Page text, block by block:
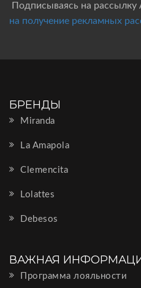
Подписываясь на рассылку
на получение рекламных
БРЕНДЫ
Miranda
La Amapola
Clemencita
Lolattes
Debesos
ВАЖНАЯ
Программа лояльности